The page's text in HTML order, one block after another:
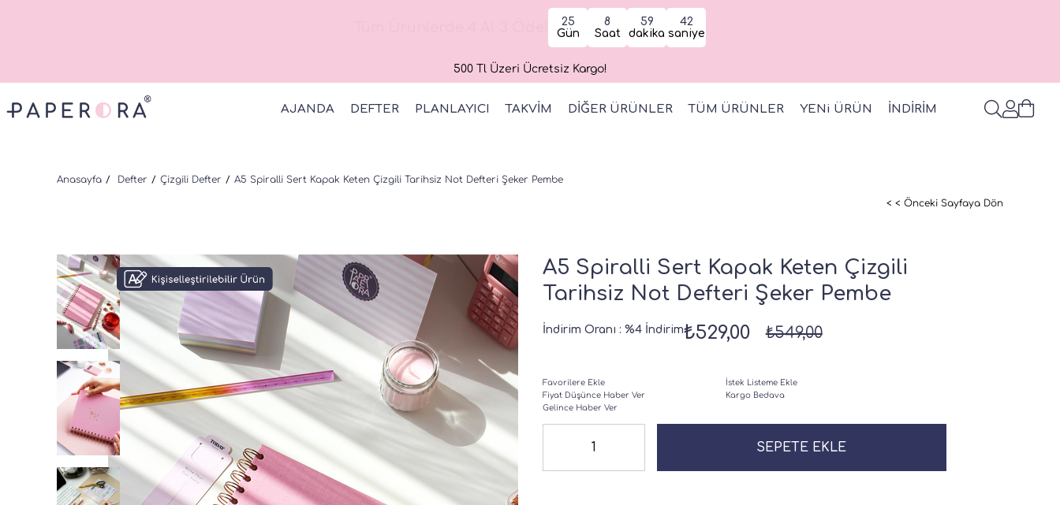
25
Gün
8
Saat
59
dakika
41
saniye
500 Tl Üzeri Ücretsiz Kargo!
AJANDA DEFTER PLANLAYICI TAKVİM DİĞER ÜRÜNLER TÜM ÜRÜNLER YENi ÜRÜN İNDİRİM
Anasayfa Defter Çizgili Defter A5 Spiralli Sert Kapak Keten Çizgili Tarihsiz Not Defteri Şeker Pembe
< < Önceki Sayfaya Dön
A5 Spiralli Sert Kapak Keten Çizgili
Tarihsiz Not Defteri Şeker Pembe
İndirim Oranı : %4İndirim ₺549,00
₺529,00
Favorilere Ekle
İstek Listeme Ekle
Fiyat Düşünce Haber Ver
Kargo Bedava
Gelince Haber Ver